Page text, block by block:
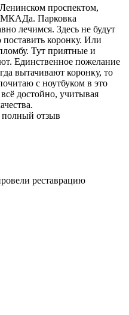
проспектом,
МКАДа. Парковка
лечимся. Здесь не будут
коронку. Или
Тут приятные и
Единственное пожелание
вытачивают коронку, то
с ноутбуком в это
достойно, учитывая
отзыв
реставрацию